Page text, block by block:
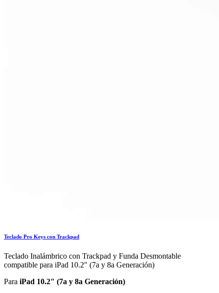
Teclado Pro Keys con Trackpad
Teclado Inalámbrico con Trackpad y Funda Desmontable
compatible para iPad 10.2" (7a y 8a Generación)
Para iPad 10.2" (7a y 8a Generación)